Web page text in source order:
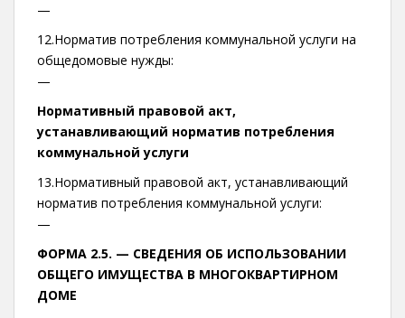
—
12.Норматив потребления коммунальной услуги на
общедомовые нужды:
—
Нормативный правовой акт,
устанавливающий норматив потребления
коммунальной услуги
13.Нормативный правовой акт, устанавливающий
норматив потребления коммунальной услуги:
—
ФОРМА 2.5. — СВЕДЕНИЯ ОБ ИСПОЛЬЗОВАНИИ
ОБЩЕГО ИМУЩЕСТВА В МНОГОКВАРТИРНОМ
ДОМЕ